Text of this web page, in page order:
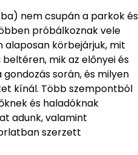
nem csupán a parkok és
próbálkoznak vele
alaposan körbejárjuk, mit
mik az előnyei és
során, és milyen
kínál. Több szempontból
és haladóknak
adunk, valamint
szerzett